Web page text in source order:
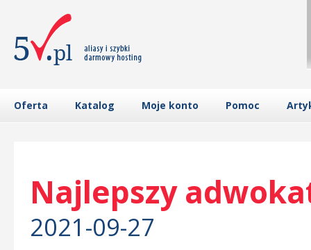
Oferta Katalog Moje konto Pomoc
Najlepszy
2021-09-27